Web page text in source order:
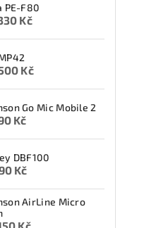
PE-F80
Kč
Kč
Go Mic Mobile 2
Kč
DBF100
Kč
AirLine Micro